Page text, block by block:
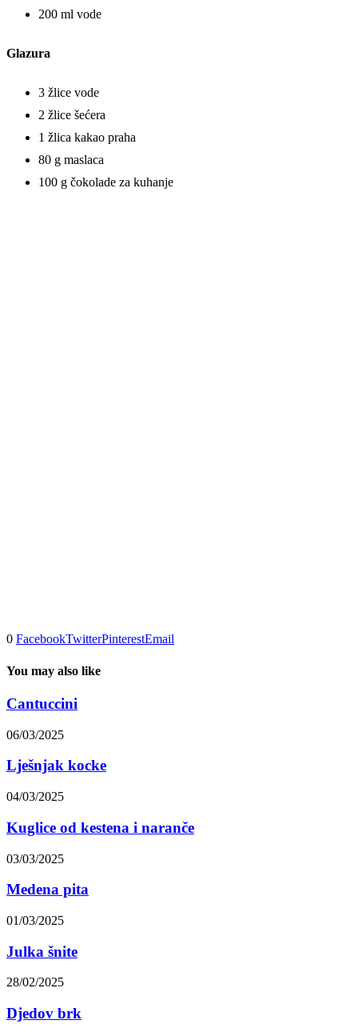
200 ml vode
Glazura
3 žlice vode
2 žlice šećera
1 žlica kakao praha
80 g maslaca
100 g čokolade za kuhanje
0 FacebookTwitterPinterestEmail
You may also like
Cantuccini
06/03/2025
Lješnjak kocke
04/03/2025
Kuglice od kestena i naranče
03/03/2025
Medena pita
01/03/2025
Julka šnite
28/02/2025
Djedov brk